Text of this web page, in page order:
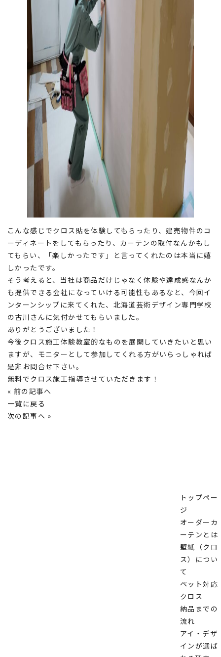
こんな感じでクロス貼を体験してもらったり、建売物件のコ
ーディネートをしてもらったり、カーテンの取付なんかもし
てもらい、「楽しかったです」と言ってくれたのは本当に嬉
しかったです。
そう考えると、当社は商品だけじゃなく体験や達成感なんか
も提供できる会社になっていける可能性もあるなと、今回イ
ンターンシップに来てくれた、北海道芸術デザイン専門学校
の古川さんに気付かせてもらいました。
ありがとうございました！
今後クロス施工体験教室的なものを展開していきたいと思い
ますが、モニターとして参加してくれる方がいらっしゃれば
是非お問合せ下さい。
無料でクロス施工指導させていただきます！
« 前の記事へ
一覧に戻る
次の記事へ »
トップペー
ジ
オーダーカ
ーテンとは
壁紙（クロ
ス）につい
て
ペット対応
クロス
納品までの
流れ
アイ・デザ
インが選ば